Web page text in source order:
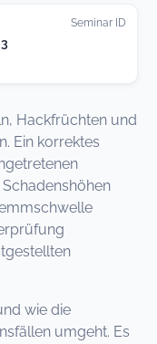
Seminar ID
Hackfrüchten und
Ein korrektes
wie die
umgeht. Es